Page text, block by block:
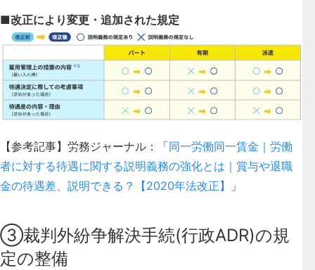
■改正により変更・追加された規定
【参考記事】労務ジャーナル：「同一労働同一賃金｜労働
者に対する待遇に関する説明義務の強化とは｜賞与や退職
金の待遇差、説明できる？【2020年法改正】
」
③裁判外紛争解決手続(行政ADR)の規
定の整備